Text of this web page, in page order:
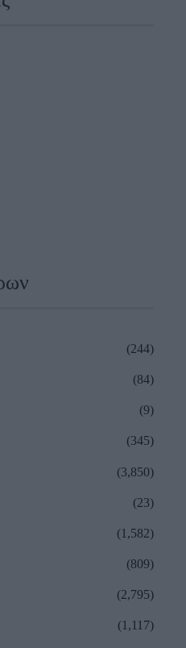
(244)
(84)
(9)
(345)
(3,850)
(23)
(1,582)
(809)
(2,795)
(1,117)